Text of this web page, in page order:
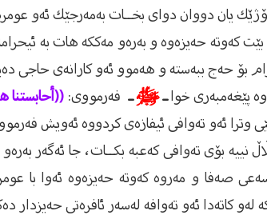
یان دووان دواى بخــات بەمەرجێك ئەو
كەوتە حەیزەوە و بەرەو مەككە هات بە
بۆ حەج ببەستە و هەموو ئەو كارانەى حاجى
پێغەمبەرى خواـﷺـ فەرمووى:
وترا ئەو تەوافی ئیفازەى كردووە ئەویش
نییە بۆى تەوافی كەعبە بكــات، جا ئەگەر
صەفا و مەروە كەوتە حەیزەوە ئەوا با
كاتەدا ئەو تەوافە لەسەر ئافرەتى حەیزدار